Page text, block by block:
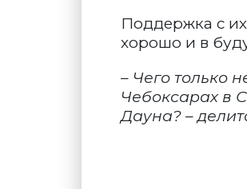
Поддержка с
хорошо и в
– Чего только
Чебоксарах в
Дауна? –